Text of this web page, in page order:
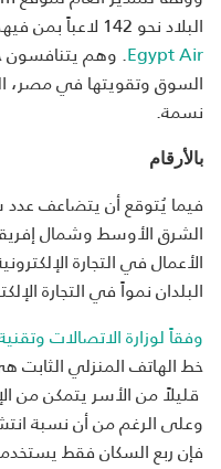
البلاد نحو 142 لاعباً بمن فيهم مواقع السفر مثل "إيجيبت آير"
Egypt Air. وهم
نسمة.
بالأرقام
فيما يُتوقع أن يتضاعف عدد
الشرق الأوسط وشمال
الأعمال في التجارة
البلدان نمواً في التجارة
وفقاً لوزارة الاتصالات
قليلاً من الأسر يتمكن من
فإن ربع السكان فقط